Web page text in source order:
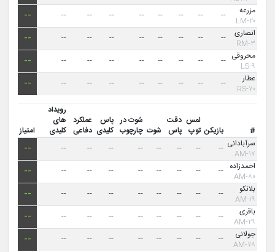
مزرعه
۲۰-LM
--
--
--
--
--
--
--
--
--
انصاری
۳-RM
--
--
--
--
--
--
--
--
--
محروقی
۹-LS
--
--
--
--
--
--
--
--
--
عطار
۷۰-RS
--
--
--
--
--
--
--
--
--
# بازیکن
لمس
توپ
دقت
پاس
شوت
شوت در
چارچوب
پاس
کلیدی
عملکرد
دفاعی
رویداد
های
کلیدی
امتیاز
سرآبادانی
۱۷-AM
--
--
--
--
--
--
--
--
--
احمدزاده
۸۰-AM
--
--
--
--
--
--
--
--
--
بلانکو
۱۹-AM
--
--
--
--
--
--
--
--
--
باقری
۲۹-AM
--
--
--
--
--
--
--
--
--
جولانی
۷۸-AM
--
--
--
--
--
--
--
--
--